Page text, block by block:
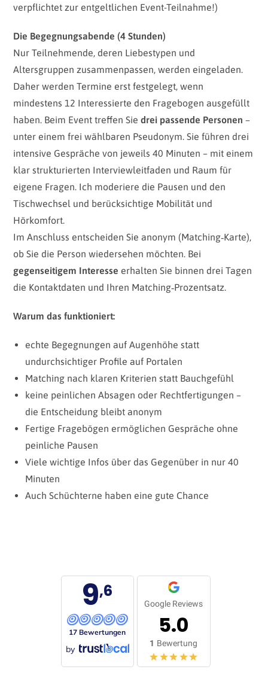
verpflichtet zur entgeltlichen Event-Teilnahme!)
Die Begegnungsabende (4 Stunden)
Nur Teilnehmende, deren Liebestypen und
Altersgruppen zusammenpassen, werden eingeladen.
Daher werden Termine erst festgelegt, wenn
mindestens 12 Interessierte den Fragebogen ausgefüllt
haben. Beim Event treffen Siedrei passende Personen –
unter einem frei wählbaren Pseudonym. Sie führen drei
intensive Gespräche von jeweils 40 Minuten – mit einem
klar strukturierten Interviewleitfaden und Raum für
eigene Fragen. Ich moderiere die Pausen und den
Tischwechsel und berücksichtige Mobilität und
Hörkomfort.
Im Anschluss entscheiden Sie anonym (Matching‑Karte),
ob Sie die Person wiedersehen möchten. Bei
gegenseitigem Interesse erhalten Sie binnen drei Tagen
die Kontaktdaten und Ihren Matching‑Prozentsatz.
Warum das funktioniert:
echte Begegnungen auf Augenhöhe statt
undurchsichtiger Profile auf Portalen
Matching nach klaren Kriterien statt Bauchgefühl
keine peinlichen Absagen oder Rechtfertigungen –
die Entscheidung bleibt anonym
Fertige Fragebögen ermöglichen Gespräche ohne
peinliche Pausen
Viele wichtige Infos über das Gegenüber in nur 40
Minuten
Auch Schüchterne haben eine gute Chance
9,6
17 Bewertungen
by
Google Reviews
5.0
1 Bewertung